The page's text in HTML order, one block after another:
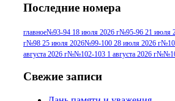
июля 2017 г(11)№96 9
г(13) №96 28 июля 2015 г(9)
июля 2014 г(10)№96+97
июля 2017 г
Последние номера
главное№93-94 18 июля 2026 г№95-96 21 июля
г№98 25 июля 2026№99-100 28 июля 2026 г
августа 2026 г№№102-103 1 августа 2026 г
Свежие записи